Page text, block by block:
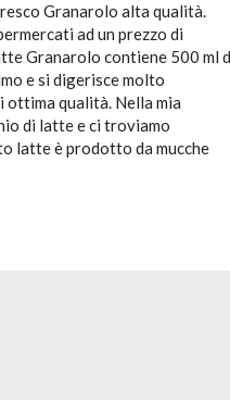
Granarolo alta qualità.
ad un prezzo di
Granarolo contiene 500 ml
e si digerisce molto
qualità. Nella mia
di latte e ci troviamo
latte è prodotto da mucche